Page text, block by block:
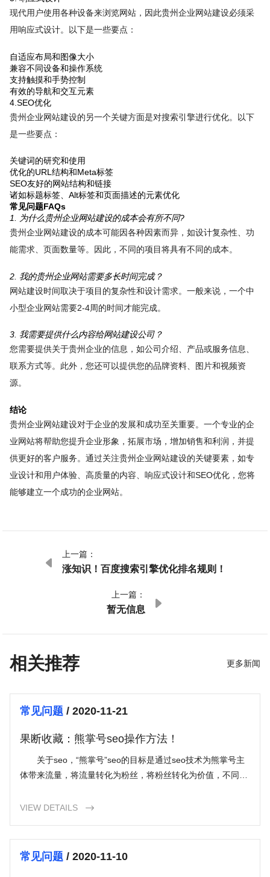
现代用户使用各种设备来浏览网站，因此贵州企业网站建设必须采
用响应式设计。以下是一些要点：
自适应布局和图像大小
兼容不同设备和操作系统
支持触摸和手势控制
有效的导航和交互元素
4.SEO优化
贵州企业网站建设的另一个关键方面是对搜索引擎进行优化。以下
是一些要点：
关键词的研究和使用
优化的URL结构和Meta标签
SEO友好的网站结构和链接
诸如标题标签、Alt标签和页面描述的元素优化
常见问题FAQs
1. 为什么贵州企业网站建设的成本会有所不同?
贵州企业网站建设的成本可能因各种因素而异，如设计复杂性、功
能需求、页面数量等。因此，不同的项目将具有不同的成本。
2. 我的贵州企业网站需要多长时间完成？
网站建设时间取决于项目的复杂性和设计需求。一般来说，一个中
小型企业网站需要2-4周的时间才能完成。
3. 我需要提供什么内容给网站建设公司？
您需要提供关于贵州企业的信息，如公司介绍、产品或服务信息、
联系方式等。此外，您还可以提供您的品牌资料、图片和视频资
源。
结论
贵州企业网站建设对于企业的发展和成功至关重要。一个专业的企
业网站将帮助您提升企业形象，拓展市场，增加销售和利润，并提
供更好的客户服务。通过关注贵州企业网站建设的关键要素，如专
业设计和用户体验、高质量的内容、响应式设计和SEO优化，您将
能够建立一个成功的企业网站。

上一篇：
涨知识！百度搜索引擎优化排名规则！
上一篇：
暂无信息

相关推荐 更多新闻
常见问题/ 2020-11-21
果断收藏：熊掌号seo操作方法！
关于seo，“熊掌号”seo的目标是通过seo技术为熊掌号主
体带来流量，将流量转化为粉丝，将粉丝转化为价值，不同的
VIEW DETAILS

常见问题/ 2020-11-10